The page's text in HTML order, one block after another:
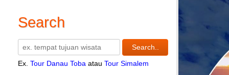
Search
Ex. Tour Danau Toba atau Tour Simalem